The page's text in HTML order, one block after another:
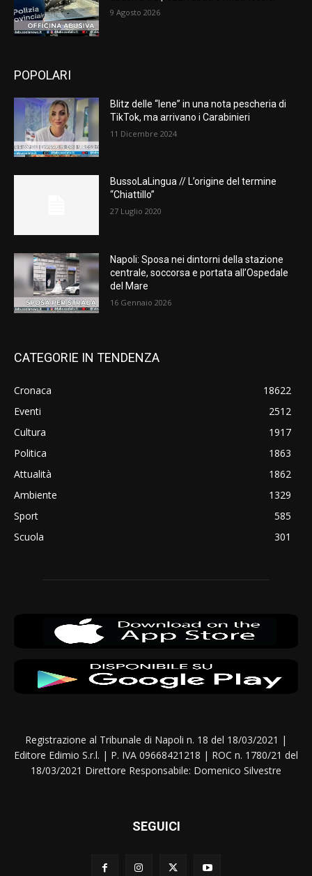
9 Agosto 2026
POPOLARI
Blitz delle “Iene” in una nota pescheria di
TikTok, ma arrivano i Carabinieri
11 Dicembre 2024
BussoLaLingua // L’origine del termine
“Chiattillo”
27 Luglio 2020
Napoli: Sposa nei dintorni della stazione
centrale, soccorsa e portata all’Ospedale
del Mare
16 Gennaio 2026
CATEGORIE IN TENDENZA
Cronaca
18622
Eventi
2512
Cultura
1917
Politica
1863
Attualità
1862
Ambiente
1329
Sport
585
Scuola
301
Registrazione al Tribunale di Napoli n. 18 del 18/03/2021 |
Editore Edimio S.r.l. | P. IVA 09668421218 | ROC n. 1780/21 del
18/03/2021 Direttore Responsabile: Domenico Silvestre
SEGUICI